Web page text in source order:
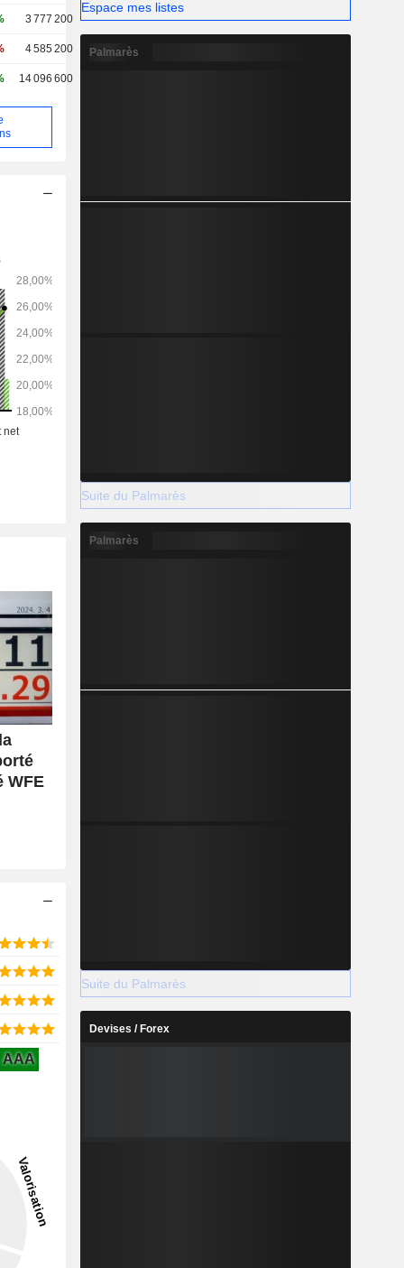
3 777 200
4 585 200
14 096 600
WFE
AAA
Espace mes listes
Palmarès
Suite du Palmarès
Palmarès
Suite du Palmarès
Devises / Forex